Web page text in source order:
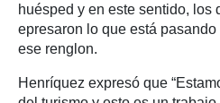
huésped y en este sentido, los
epresaron lo que está
ese renglon.
Henríquez expresó que